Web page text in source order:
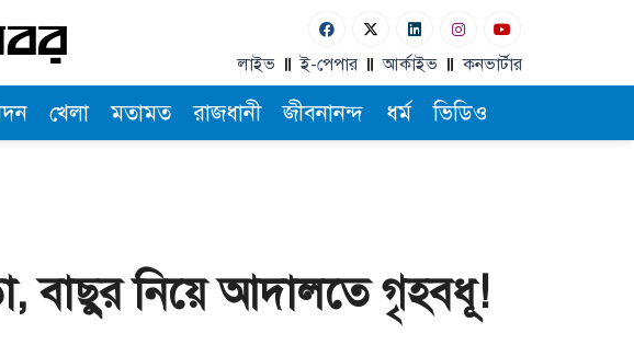
লাইভ ই-পেপার আর্কাইভ কনভার্টার
খেলা মতামত রাজধানী জীবনানন্দ ধর্ম ভিডিও
বাছুর নিয়ে আদালতে গৃহবধূ!